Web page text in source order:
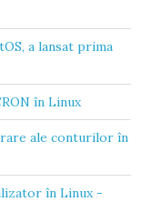
a lansat prima
în Linux
ale conturilor în
în Linux -